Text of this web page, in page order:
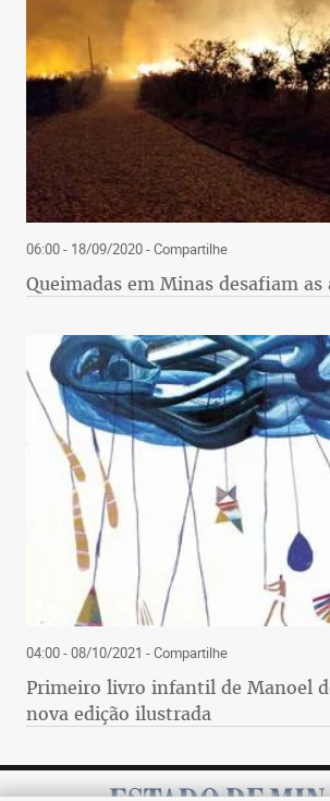
06:00 - 18/09/2020- Compartilhe
Queimadas em Minas desafiam
04:00 - 08/10/2021 - Compartilhe
Primeiro livro infantil de Manoel
nova edição ilustrada